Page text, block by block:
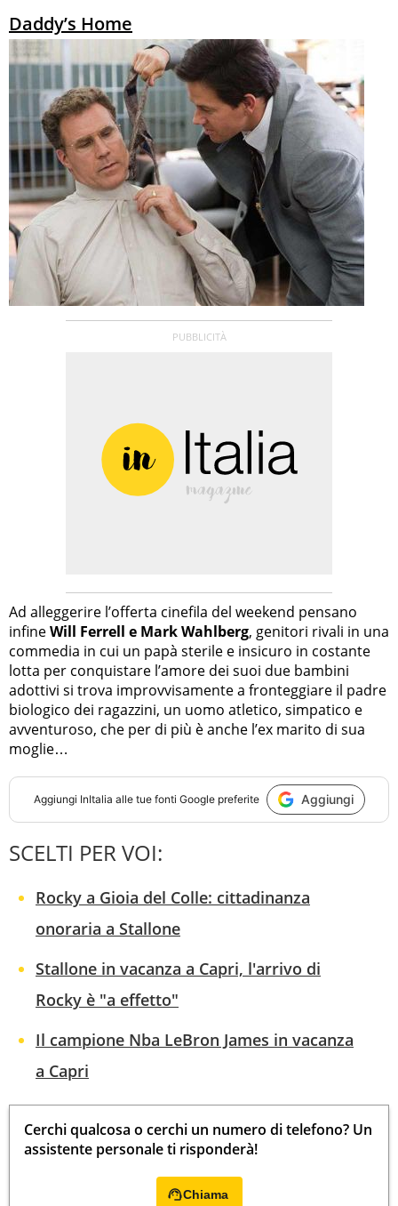
Daddy’s Home
Ad alleggerire l’offerta cinefila del weekend pensano
infineWill Ferrell e Mark Wahlberg, genitori rivali in una
commedia in cui un papà sterile e insicuro in costante
lotta per conquistare l’amore dei suoi due bambini
adottivi si trova improvvisamente a fronteggiare il padre
biologico dei ragazzini, un uomo atletico, simpatico e
avventuroso, che per di più è anche l’ex marito di sua
moglie…
Aggiungi InItalia alle tue fonti Google preferite Aggiungi
SCELTI PER VOI:
Rocky a Gioia del Colle: cittadinanza
onoraria a Stallone
Stallone in vacanza a Capri, l'arrivo di
Rocky è "a effetto"
Il campione Nba LeBron James in vacanza
a Capri
Cerchi qualcosa o cerchi un numero di telefono? Un
assistente personale ti risponderà!
Chiama